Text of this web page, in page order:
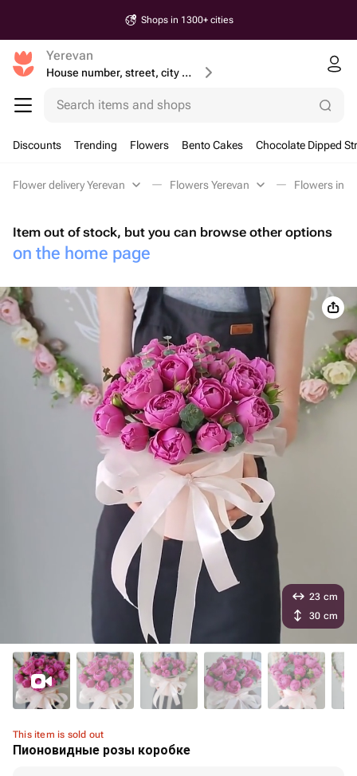
Shops in 1300+ cities
Yerevan
House number, street, city or postcode
Search items and shops
Discounts Trending Flowers Bento Cakes Chocolate Dipped
Flower delivery Yerevan Flowers Yerevan Flowers in a
Item out of stock, but you can browse other options
on the home page
This item is sold out
Пионовидные розы коробке
23 cm
30 cm